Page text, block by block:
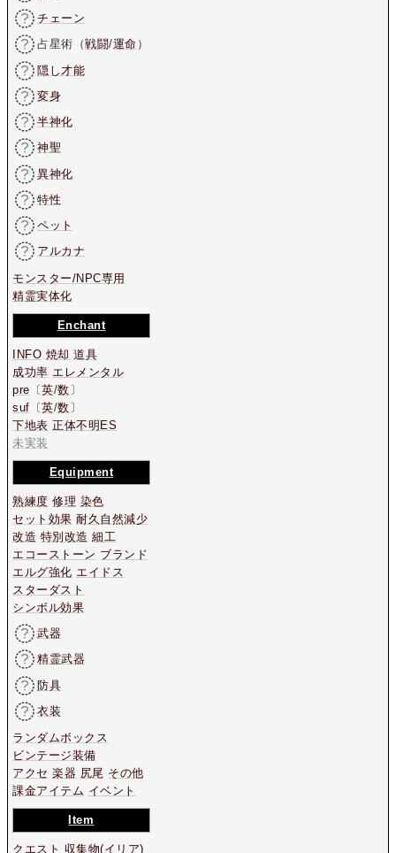
チェーン
占星術（戦闘/運命 ）
隠し才能
変身
半神化
神聖
異神化
特性
ペット
アルカナ
モンスター/NPC専用
精霊実体化
Enchant
INFO 焼却 道具
成功率 エレメンタル
pre 〔英/数 〕
suf 〔英/数 〕
下地表 正体不明ES
未実装
Equipment
熟練度 修理 染色
セット効果 耐久自然減少
改造 特別改造 細工
エコーストーン ブランド
エルグ強化 エイドス
スターダスト
シンボル効果
武器
精霊武器
防具
衣装
ランダムボックス
ビンテージ装備
アクセ 楽器 尻尾 その他
課金アイテム イベント
Item
クエスト 収集物(イリア)